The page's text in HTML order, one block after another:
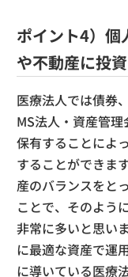
ポイント4）個
や不動産に投資
医療法人では債券
MS法人・資産管
保有することによ
することができま
産のバランスをと
ことで、そのよう
非常に多いと思い
に最適な資産で運
に導いている医療